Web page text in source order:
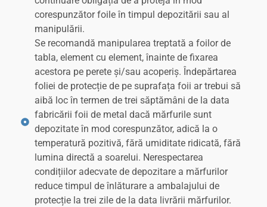
corespunzător foile în timpul depozitării sau al
manipulării.
Se recomandă manipularea treptată a foilor de
tabla, element cu element, înainte de fixarea
acestora pe perete și/sau acoperiș. Îndepărtarea
foliei de protecție de pe suprafața foii ar trebui să
aibă loc în termen de trei săptămâni de la data
fabricării foii de metal dacă mărfurile sunt
depozitate în mod corespunzător, adică la o
temperatură pozitivă, fără umiditate ridicată, fără
lumina directă a soarelui. Nerespectarea
condițiilor adecvate de depozitare a mărfurilor
reduce timpul de înlăturare a ambalajului de
protecție la trei zile de la data livrării mărfurilor.